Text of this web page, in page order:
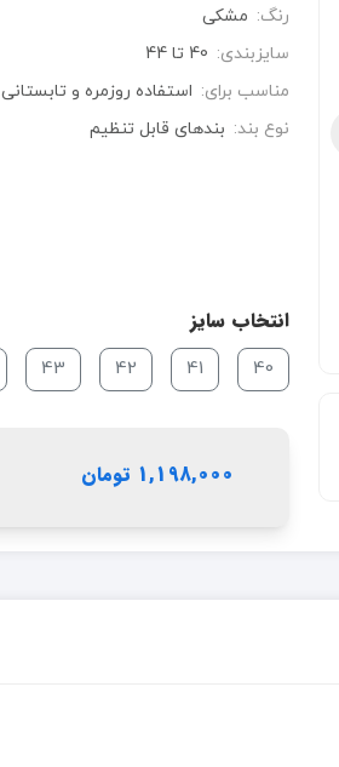
رنگ: مشکی
سایزبندی: 40 تا 44
مناسب برای: استفاده روزمره و تابستانی
نوع بند: بندهای قابل تنظیم
انتخاب سایز
40
41
42
43
1,198,000 تومان